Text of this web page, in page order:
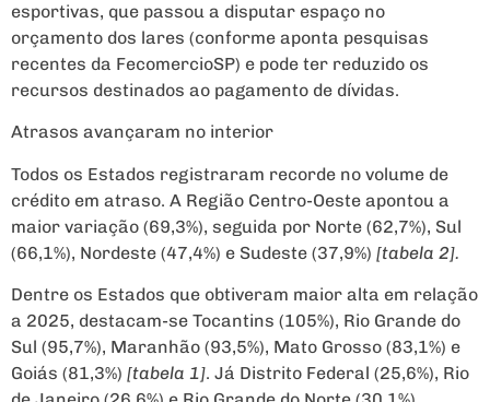
esportivas, que passou a disputar espaço no
orçamento dos lares (conforme aponta pesquisas
recentes da FecomercioSP) e pode ter reduzido os
recursos destinados ao pagamento de dívidas.
Atrasos avançaram no interior
Todos os Estados registraram recorde no volume de
crédito em atraso. A Região Centro-Oeste apontou a
maior variação (69,3%), seguida por Norte (62,7%), Sul
(66,1%), Nordeste (47,4%) e Sudeste (37,9%) [tabela 2].
Dentre os Estados que obtiveram maior alta em relação
a 2025, destacam-se Tocantins (105%), Rio Grande do
Sul (95,7%), Maranhão (93,5%), Mato Grosso (83,1%) e
Goiás (81,3%) [tabela 1]. Já Distrito Federal (25,6%), Rio